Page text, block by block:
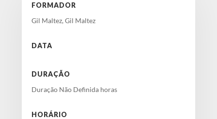
FORMADOR
Gil Maltez, Gil Maltez
DATA
DURAÇÃO
Duração Não Definida horas
HORÁRIO